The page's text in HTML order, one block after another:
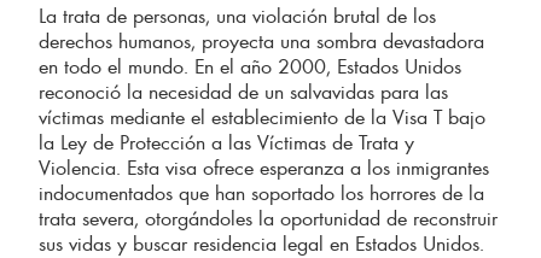
La trata de personas, una violación brutal de los
derechos humanos, proyecta una sombra devastadora
en todo el mundo. En el año 2000, Estados Unidos
reconoció la necesidad de un salvavidas para las
víctimas mediante el establecimiento de la Visa T bajo
la Ley de Protección a las Víctimas de Trata y
Violencia. Esta visa ofrece esperanza a los inmigrantes
indocumentados que han soportado los horrores de la
trata severa, otorgándoles la oportunidad de reconstruir
sus vidas y buscar residencia legal en Estados Unidos.